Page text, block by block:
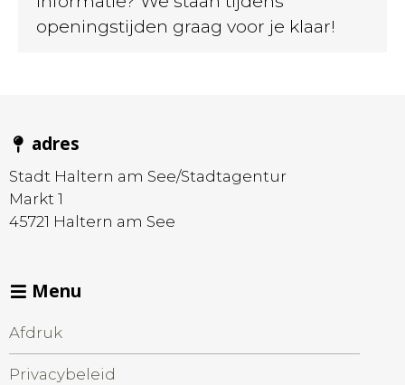
openingstijden graag voor je klaar!
adres
Stadt Haltern am See/Stadtagentur
Markt 1
45721 Haltern am See
Menu
Afdruk
Privacybeleid